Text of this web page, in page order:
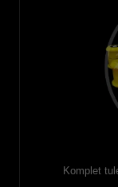
Komplet